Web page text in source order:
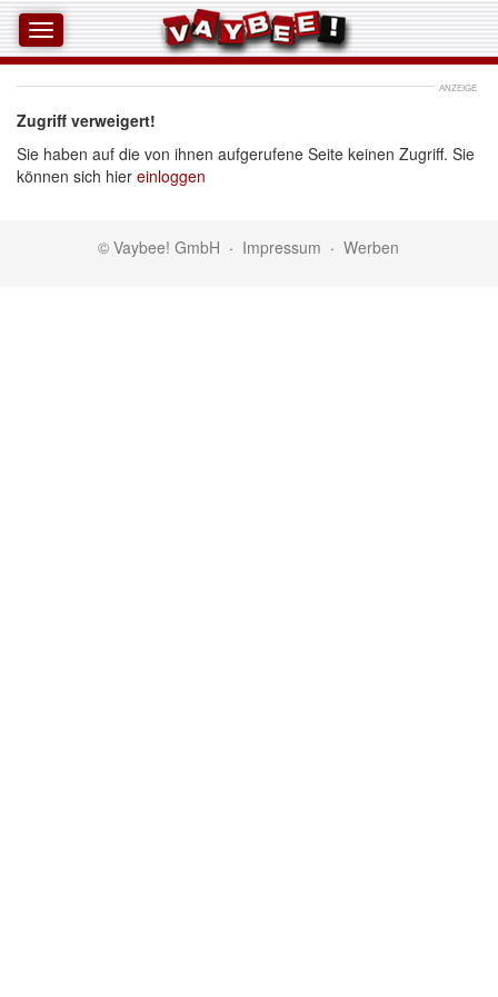
ANZEIGE
Zugriff verweigert!
Sie haben auf die von ihnen aufgerufene Seite keinen Zugriff. Sie
können sich hier einloggen
© Vaybee! GmbH · Impressum · Werben